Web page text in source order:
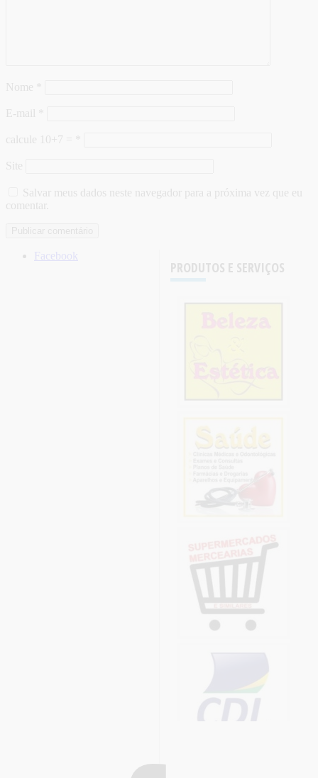
Nome
E-mail
calcule 10+7 =
Site
Salvar meus dados neste navegador para a próxima vez que eu
comentar.
PRODUTOS E SERVIÇOS
Facebook